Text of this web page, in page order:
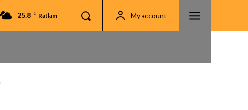
25.8 C Ratlām My account